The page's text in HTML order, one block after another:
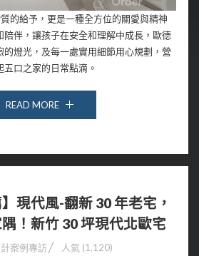
的給予，更是一種全方位的關愛與精神
陪伴，讓孩子在安全和理解中成長，歐德
燈光，及每一處實用細節用心規劃，營
口之家的日常點滴。
READ MORE
現代風-翻新 30 年老宅，
！新竹 30 坪現代北歐宅
案例專訪 人氣 (1,120)